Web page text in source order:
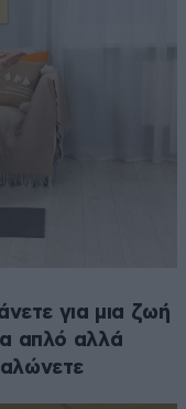
για μια ζωή
απλό αλλά